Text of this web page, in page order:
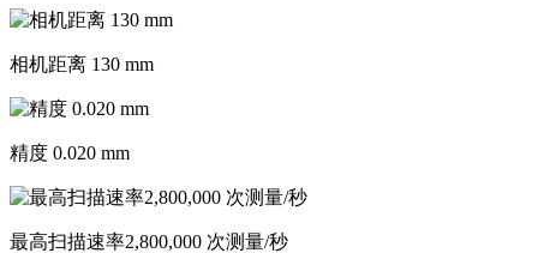
相机距离 130 mm
精度 0.020 mm
最高扫描速率2,800,000 次测量/秒